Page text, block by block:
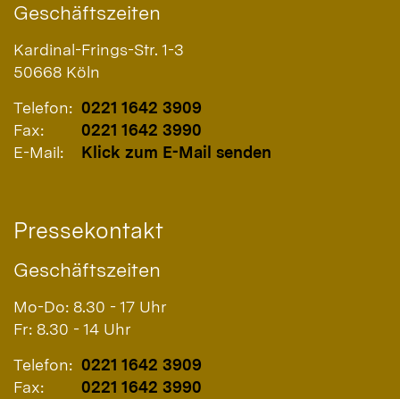
Geschäftszeiten
Kardinal-Frings-Str. 1-3
50668 Köln
Telefon: 0221 1642 3909
Fax:
0221 1642 3990
E-Mail:
Klick zum E-Mail senden
Pressekontakt
Geschäftszeiten
Mo-Do: 8.30 - 17 Uhr
Fr: 8.30 - 14 Uhr
Telefon: 0221 1642 3909
Fax:
0221 1642 3990